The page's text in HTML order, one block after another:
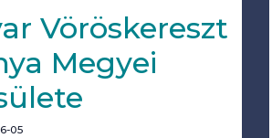
Vöröskereszt
Megyei
05